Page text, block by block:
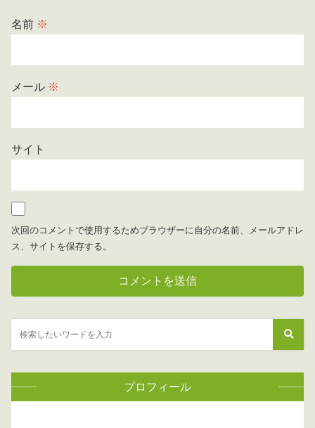
名前 ※
メール ※
サイト
次回のコメントで使用するためブラウザーに自分の名前、メールアドレ
ス、サイトを保存する。
プロフィール